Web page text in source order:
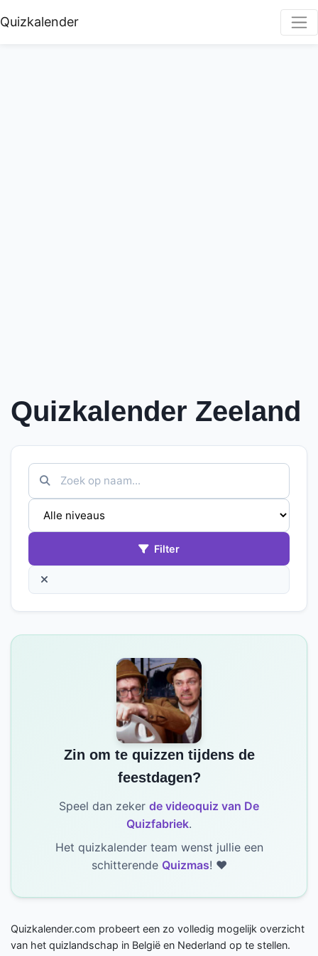
Quizkalender
Quizkalender Zeeland
Filter
Zin om te quizzen tijdens de
feestdagen?
Speel dan zeker de videoquiz van De
Quizfabriek.
Het quizkalender team wenst jullie een
schitterende Quizmas! ❤️
Quizkalender.com probeert een zo volledig mogelijk overzicht
van het quizlandschap in België en Nederland op te stellen.